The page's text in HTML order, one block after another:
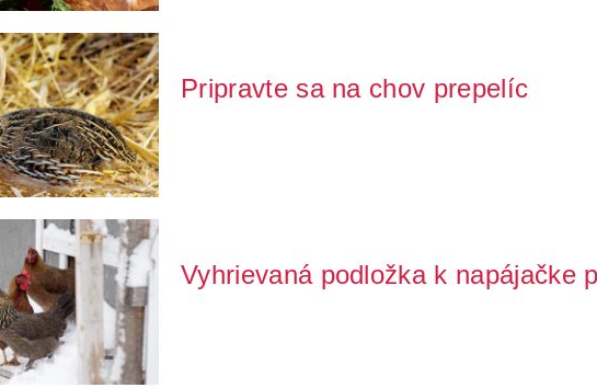
Pripravte sa na chov prepelíc
Vyhrievaná podložka k napájačke